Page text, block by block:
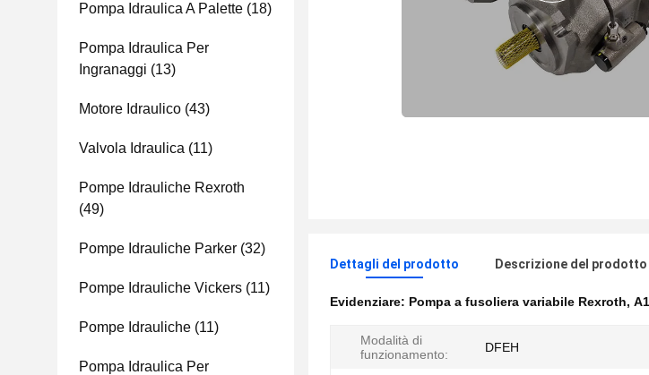
Pompa Idraulica A Palette (18)
Pompa Idraulica Per
Ingranaggi (13)
Motore Idraulico (43)
Valvola Idraulica (11)
Pompe Idrauliche Rexroth
(49)
Pompe Idrauliche Parker (32)
Pompe Idrauliche Vickers (11)
Pompe Idrauliche (11)
Pompa Idraulica Per
Dettagli del prodotto Descrizione del prodotto
Evidenziare: Pompa a fusoliera variabile Rexroth,
Modalità di
funzionamento:
DFEH